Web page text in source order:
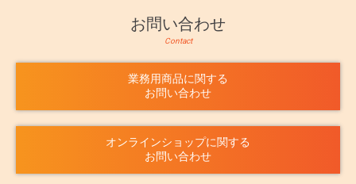
お問い合わせ
Contact
業務用商品に関する
お問い合わせ
オンラインショップに関する
お問い合わせ